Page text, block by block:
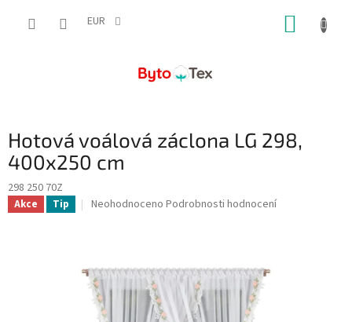
EUR
Hotová voálová záclona LG 298,
400x250 cm
298 250 70Z
Akce Tip
Průměrné
z
5
hvězdiček.
Neohodnoceno Podrobnosti hodnocení